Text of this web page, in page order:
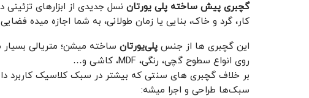
گچبری پیش ساخته پلی یورتان نسل جدیدی از ابزارهای
‌کار، گرد و خاک، بنایی یا زمان طولانی، به شما اجازه میده
این گچبری‌ ها از جنس پلی‌یورتان ساخته میشن؛ متریالی
روی انواع سطوح گچی، رنگی، MDF، کاشی و…
بر خلاف گچبری‌ های سنتی که بیشتر در سبک کلاسیک کاربرد
سبک‌ها طراحی و اجرا میشه: